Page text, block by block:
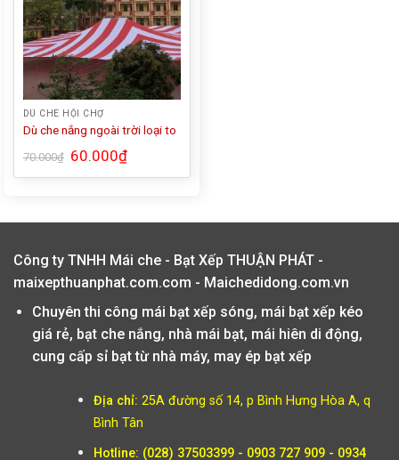
DÙ CHE HỘI CHỢ
Dù che nắng ngoài trời loại to
70.000₫ 60.000₫
Công ty TNHH Mái che - Bạt Xếp THUẬN PHÁT -
maixepthuanphat.com.com - Maichedidong.com.vn
Chuyên thi công mái bạt xếp sóng, mái bạt xếp kéo
giá rẻ, bạt che nắng, nhà mái bạt, mái hiên di động,
cung cấp sỉ bạt từ nhà máy, may ép bạt xếp
Địa chỉ: 25A đường số 14, p Bình Hưng Hòa A, q
Bình Tân
Hotline: (028) 37503399 - 0903 727 909 - 0934